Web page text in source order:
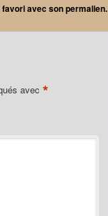
favori avec sonpermalien.
avec *